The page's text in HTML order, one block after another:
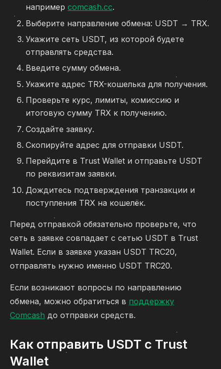
например comcash.cc.
Выберите направление обмена: USDT → TRX.
Укажите сеть USDT, из которой будете
отправлять средства.
Введите сумму обмена.
Укажите адрес TRX-кошелька для получения.
Проверьте курс, лимиты, комиссию и
итоговую сумму TRX к получению.
Создайте заявку.
Скопируйте адрес для отправки USDT.
Перейдите в Trust Wallet и отправьте USDT
по реквизитам заявки.
Дождитесь подтверждения транзакции и
поступления TRX на кошелёк.
Перед отправкой обязательно проверьте, что
сеть в заявке совпадает с сетью USDT в Trust
Wallet. Если в заявке указан USDT TRC20,
отправлять нужно именно USDT TRC20.
Если возникают вопросы по направлению
обмена, можно обратиться в поддержку
Comcash до отправки средств.
Как отправить USDT с Trust
Wallet